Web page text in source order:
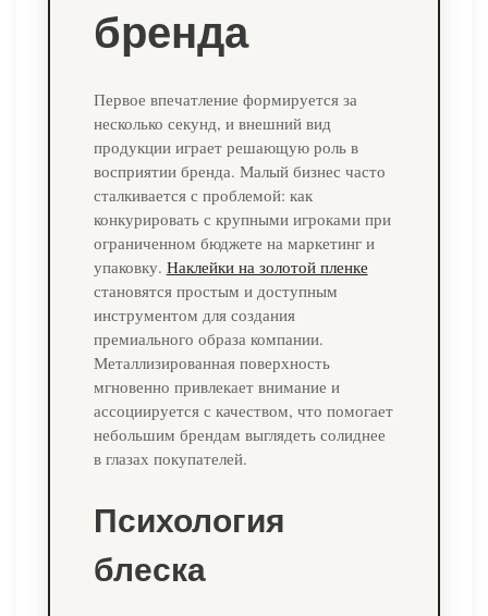
бренда
Первое впечатление формируется за
несколько секунд, и внешний вид
продукции играет решающую роль в
восприятии бренда. Малый бизнес часто
сталкивается с проблемой: как
конкурировать с крупными игроками при
ограниченном бюджете на маркетинг и
упаковку. Наклейки на золотой пленке
становятся простым и доступным
инструментом для создания
премиального образа компании.
Металлизированная поверхность
мгновенно привлекает внимание и
ассоциируется с качеством, что помогает
небольшим брендам выглядеть солиднее
в глазах покупателей.
Психология
блеска